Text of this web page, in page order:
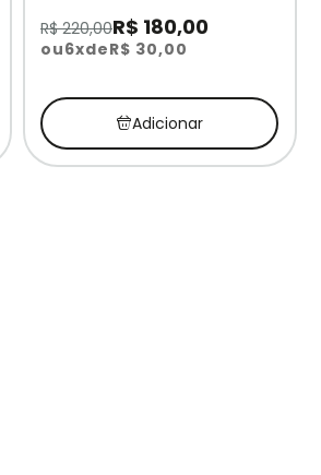
R$ 220,00R$ 180,00
ou6xdeR$ 30,00
Adicionar